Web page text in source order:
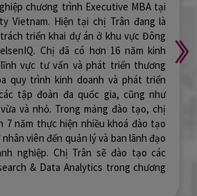
Tường có hơn 14 năm kinh nghiệm
Digital Marketing. Anh đảm nhiệm
thực thi cho tới quản lý cấp cao tại
lớn như: Head Of Digital Marketing
@VPBank, Head of Marketing
Marketing & Magnet Program
Anh Tường có hơn 3 năm kinh
tại Tomorrow Marketers và nhiều
các mảng Growth & Performance
tại, anh đang làm việc tại Ngân hàng
với vị trí Chief Digital Marketing